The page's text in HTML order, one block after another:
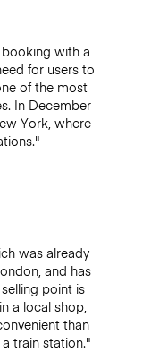
with a
for users to
of the most
In December
York, where
was already
and has
point is
a local shop,
than
train station."